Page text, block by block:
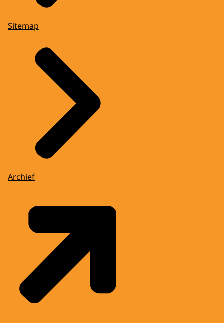
Sitemap
Archief